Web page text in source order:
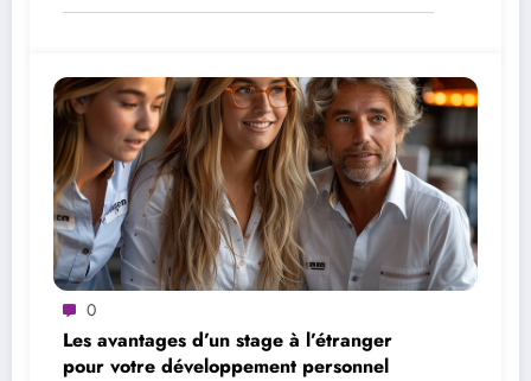
0
Les avantages d’un stage à l’étranger
pour votre développement personnel